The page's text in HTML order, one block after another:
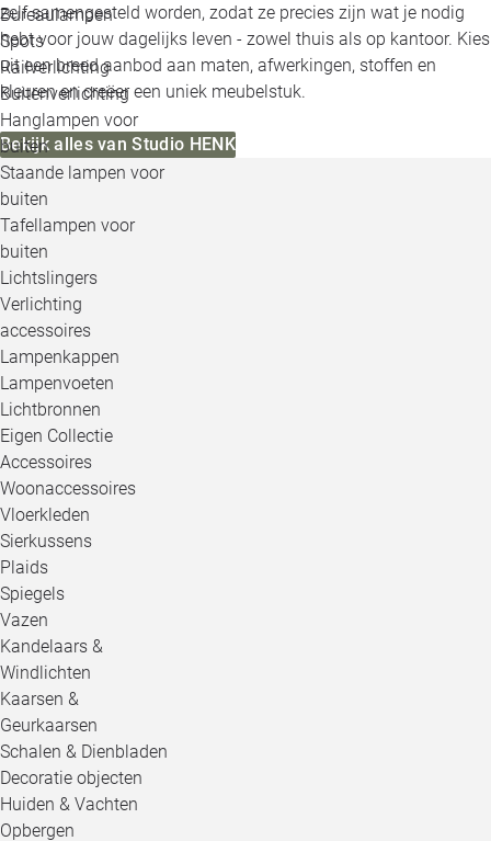
Bureaulampen
Spots
Railverlichting
Buitenverlichting
Hanglampen voor
buiten
Staande lampen voor
buiten
Tafellampen voor
buiten
Lichtslingers
Verlichting
accessoires
Lampenkappen
Lampenvoeten
Lichtbronnen
Eigen Collectie
Accessoires
Woonaccessoires
Vloerkleden
Sierkussens
Plaids
Spiegels
Vazen
Kandelaars &
Windlichten
Kaarsen &
Geurkaarsen
Schalen & Dienbladen
Decoratie objecten
Huiden & Vachten
Opbergen
zelf samengesteld worden, zodat ze precies zijn wat je nodig
hebt voor jouw dagelijks leven - zowel thuis als op kantoor. Kies
uit een breed aanbod aan maten, afwerkingen, stoffen en
kleuren en creëer een uniek meubelstuk.
Bekijk alles van Studio HENK